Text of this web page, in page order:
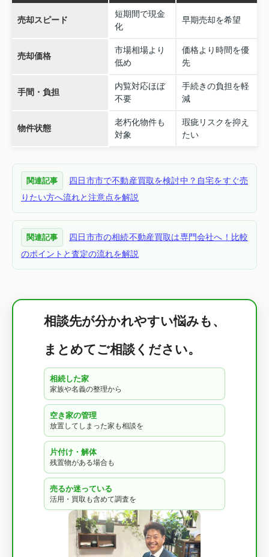
売却スピード
短期間で現金
化
早期売却を希望
売却価格
市場相場より
低め
価格より時間を優
先
手間・負担
内覧対応ほぼ
不要
手続きの負担を軽
減
物件状態
老朽化物件も
対象
瑕疵リスクを抑え
たい
関連記事
四日市市で不動産買取を検討中？自宅をすぐ売
りたい方へ流れと注意点を解説
関連記事
四日市市の相続不動産買取は専門会社へ！比較
のポイントと査定の流れを解説
相談先が分かれやすい悩みも、
まとめてご相談ください。
相続した家
家族や名義の整理から
空き家の管理
放置してしまった家も相談を
片付け・解体
残置物がある場合も
売るか迷っている
活用・買取も含めて調査を